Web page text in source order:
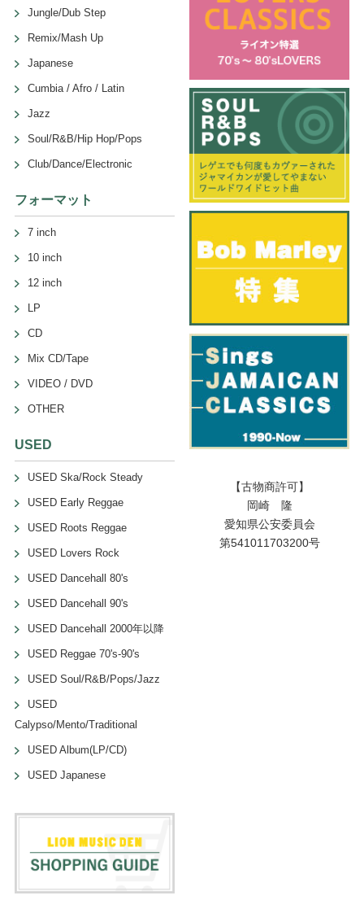
Jungle/Dub Step
Remix/Mash Up
Japanese
Cumbia / Afro / Latin
Jazz
Soul/R&B/Hip Hop/Pops
Club/Dance/Electronic
フォーマット
7 inch
10 inch
12 inch
LP
CD
Mix CD/Tape
VIDEO / DVD
OTHER
USED
USED Ska/Rock Steady
USED Early Reggae
USED Roots Reggae
USED Lovers Rock
USED Dancehall 80's
USED Dancehall 90's
USED Dancehall 2000年以降
USED Reggae 70's-90's
USED Soul/R&B/Pops/Jazz
USED
Calypso/Mento/Traditional
USED Album(LP/CD)
USED Japanese
【古物商許可】
岡崎 隆
愛知県公安委員会
第541011703200号